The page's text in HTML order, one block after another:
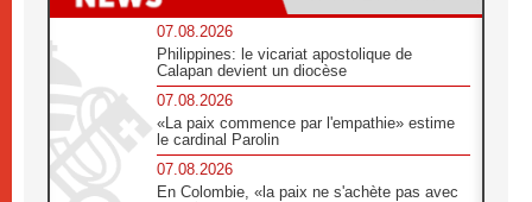
07.08.2026
Philippines: le vicariat apostolique de
Calapan devient un diocèse
07.08.2026
«La paix commence par l'empathie» estime
le cardinal Parolin
07.08.2026
En Colombie, «la paix ne s'achète pas avec